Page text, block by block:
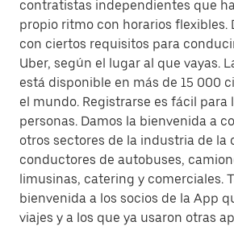
contratistas independientes que
propio ritmo con horarios flexibles.
con ciertos requisitos para
Uber, según el lugar al que vayas.
está disponible en más de 15 000
el mundo. Registrarse es fácil para
personas. Damos la bienvenida a
otros sectores de la industria de la
conductores de autobuses,
limusinas, catering y comerciales.
bienvenida a los socios de la App
viajes y a los que ya usaron otras